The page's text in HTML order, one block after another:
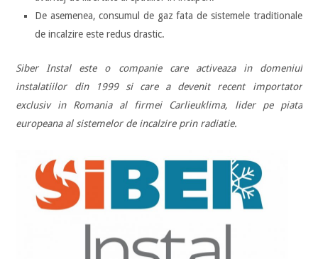
De asemenea, consumul de gaz fata de sistemele traditionale
de incalzire este redus drastic.
Siber Instal este o companie care activeaza in domeniul
instalatiilor din 1999 si care a devenit recent importator
exclusiv in Romania al firmei Carlieuklima, lider pe piata
europeana al sistemelor de incalzire prin radiatie.